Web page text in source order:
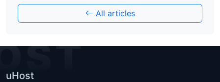
All articles
uHost